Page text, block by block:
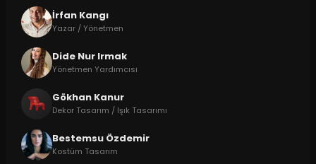
İrfan Kangı
Yazar / Yönetmen
Dide Nur Irmak
Yönetmen Yardımcısı
Gökhan Kanur
Dekor Tasarım / Işık Tasarımı
Bestemsu Özdemir
Kostüm Tasarım